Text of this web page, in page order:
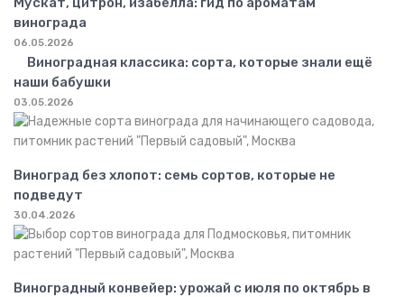
винограда
06.05.2026
Виноградная классика: сорта, которые знали ещё
наши бабушки
03.05.2026
Виноград без хлопот: семь сортов, которые не
подведут
30.04.2026
Виноградный конвейер: урожай с июля по октябрь в